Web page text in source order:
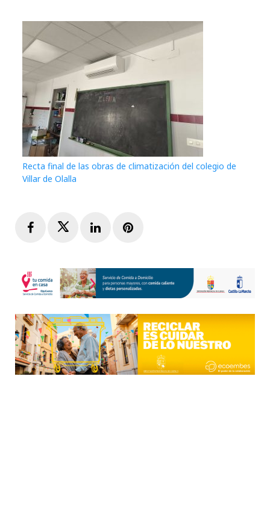
Recta final de las obras de climatización del colegio de
Villar de Olalla
FacebookTwitterLinkedInPinterest